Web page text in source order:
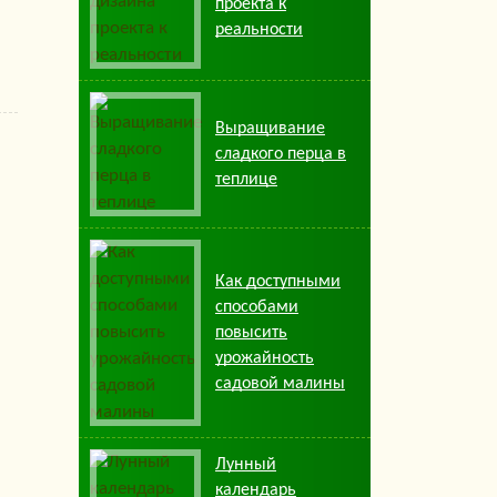
проекта к
реальности
Выращивание
сладкого перца в
теплице
Как доступными
способами
повысить
урожайность
садовой малины
Лунный
календарь